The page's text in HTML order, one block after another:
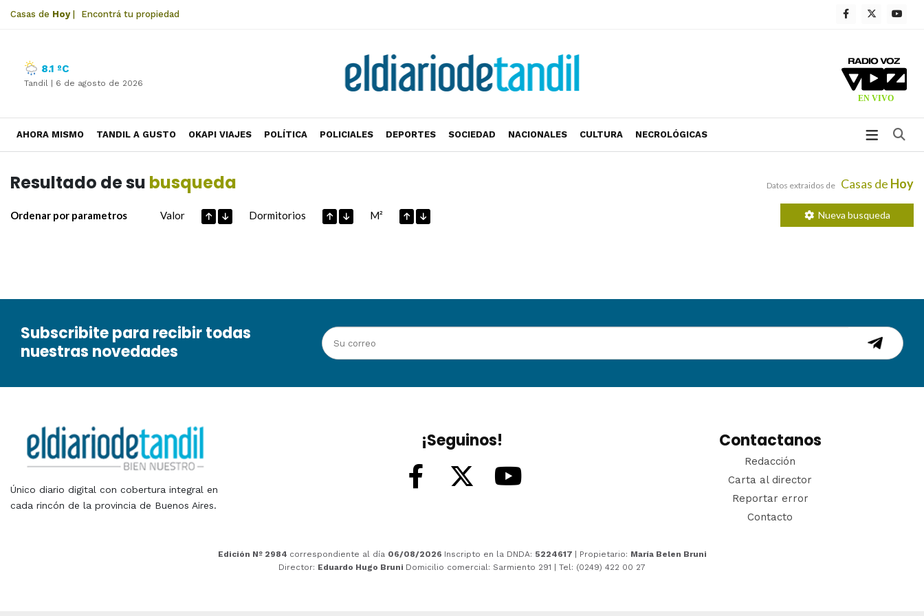
Casas de Hoy| Encontrá tu propiedad
8.1 ºC
Tandil | 6 de agosto de 2026
AHORA MISMO TANDIL A GUSTO OKAPI VIAJES POLÍTICA POLICIALES DEPORTES SOCIEDAD NACIONALES CULTURA NECROLÓGICAS
Resultado de su busqueda Datos extraidos de Casas de Hoy
Ordenar por parametros Valor Dormitorios M² Nueva busqueda
Subscribite para recibir todas
nuestras novedades
Único diario digital con cobertura integral en
cada rincón de la provincia de Buenos Aires.
¡Seguinos! Contactanos
Redacción
Carta al director
Reportar error
Contacto
Edición Nº 2984 correspondiente al día 06/08/2026 Inscripto en la DNDA: 5224617 | Propietario: María Belen Bruni
Director: Eduardo Hugo Bruni Domicilio comercial: Sarmiento 291 | Tel: (0249) 422 00 27